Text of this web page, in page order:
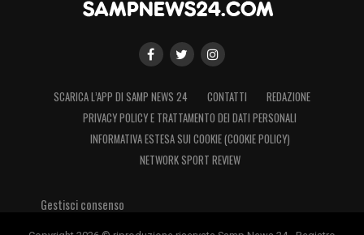
SCARICA L’APP DI SAMP NEWS 24 CONTATTI
REDAZIONE
PRIVACY POLICY E TRATTAMENTO DEI DATI PERSONALI
INFORMATIVA ESTESA SUI COOKIE (COOKIE POLICY)
NETWORK SPORT REVIEW
Gestisci consenso